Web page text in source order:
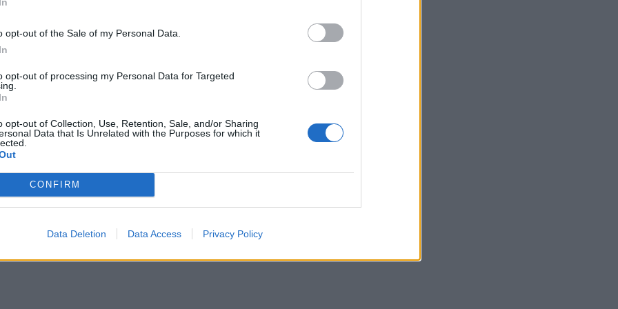
opt-out of the Sale of my Personal Data.
opt-out of processing my Personal Data for Targeted
opt-out of Collection, Use, Retention, Sale, and/or Sharing
Data that Is Unrelated with the Purposes for which it
CONFIRM
Data Deletion Data Access Privacy Policy
Lietuvos istorijos muziejaus direktoriaus dr. Jono Genio,
istorijos specifika – Mažoji Lietuva, Rytprūsiai, Vokietijos
– leidžia pažvelgti į savitas ir Lietuvos istorijai svarbias
Klaipėdos krašto ekonominė raida ir pinigų klausimas. Jo
išsiskiria profesionalumu ir turtingu pinigų bei kitų
rinkiniu.